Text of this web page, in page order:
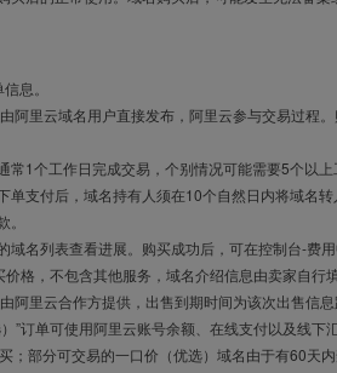
息。
阿里云域名用户直接发布，阿里云参与交易过程
1个工作日完成交易，个别情况可能需要5个以上
单支付后，域名持有人须在10个自然日内将域名
名列表查看进展。购买成功后，可在控制台-费用
格，不包含其他服务，域名介绍信息由卖家自行
阿里云合作方提供，出售到期时间为该次出售信
”订单可使用阿里云账号余额、在线支付以及线
；部分可交易的一口价（优选）域名由于有60天